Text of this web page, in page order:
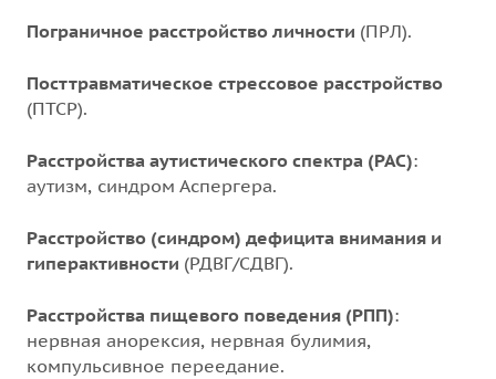
Пограничное расстройство личности (ПРЛ).
Посттравматическое стрессовое расстройство
(ПТСР).
Расстройства аутистического спектра (РАС):
аутизм, синдром Аспергера.
Расстройство (синдром) дефицита внимания и
гиперактивности (РДВГ/СДВГ).
Расстройства пищевого поведения (РПП):
нервная анорексия, нервная булимия,
компульсивное переедание.